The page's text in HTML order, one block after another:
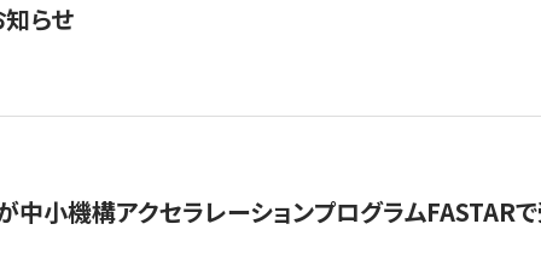
らせ
中小機構アクセラレーションプログラムFASTAR